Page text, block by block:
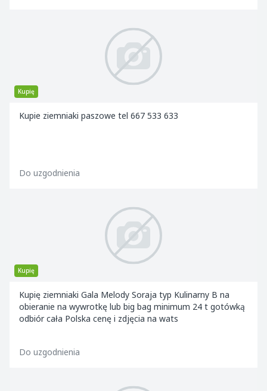
Kupię
Kupie ziemniaki paszowe tel 667 533 633
Do uzgodnienia
Kupię
Kupię ziemniaki Gala Melody Soraja typ Kulinarny B na
obieranie na wywrotkę lub big bag minimum 24 t gotówką
odbiór cała Polska cenę i zdjęcia na wats
Do uzgodnienia